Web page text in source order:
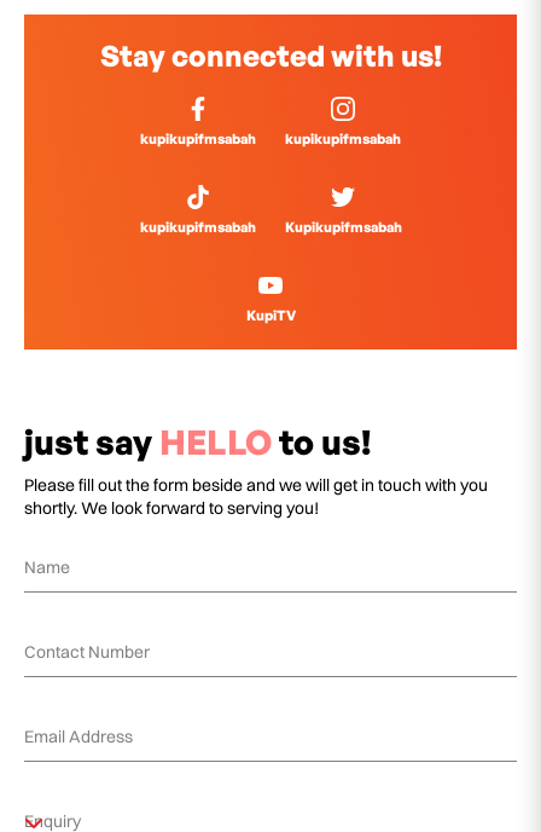
Stay connected with us!
kupikupifmsabah kupikupifmsabah
kupikupifmsabah Kupikupifmsabah
KupiTV
just say HELLOto us!
Please fill out the form beside and we will get in touch with you
shortly. We look forward to serving you!